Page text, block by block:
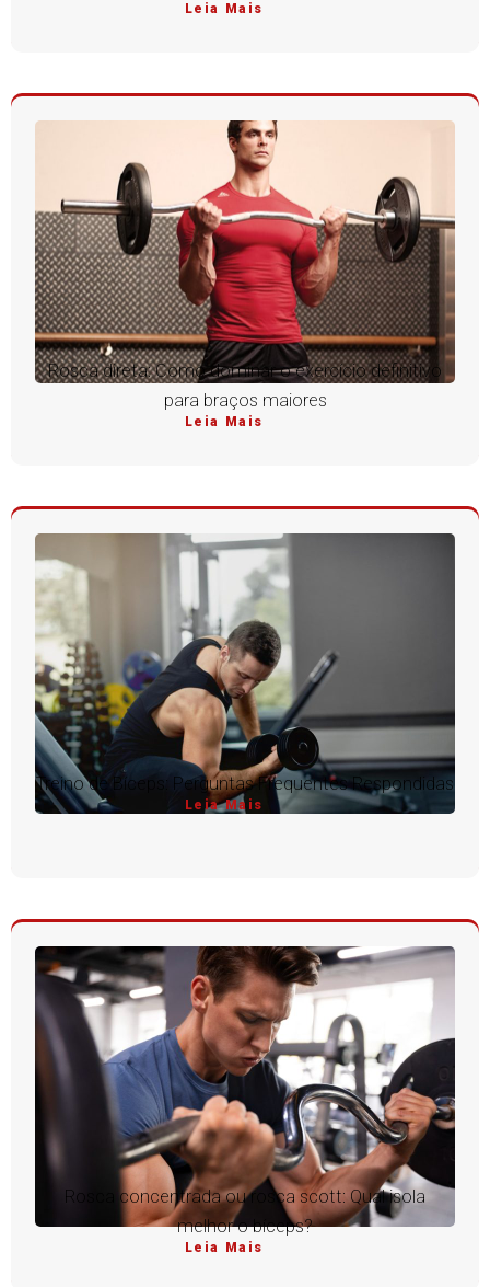
Leia Mais
Rosca direta: Como dominar o exercício definitivo
para braços maiores
Leia Mais
Treino de Bíceps: Perguntas Frequentes Respondidas
Leia Mais
Rosca concentrada ou rosca scott: Qual isola
melhor o bíceps?
Leia Mais